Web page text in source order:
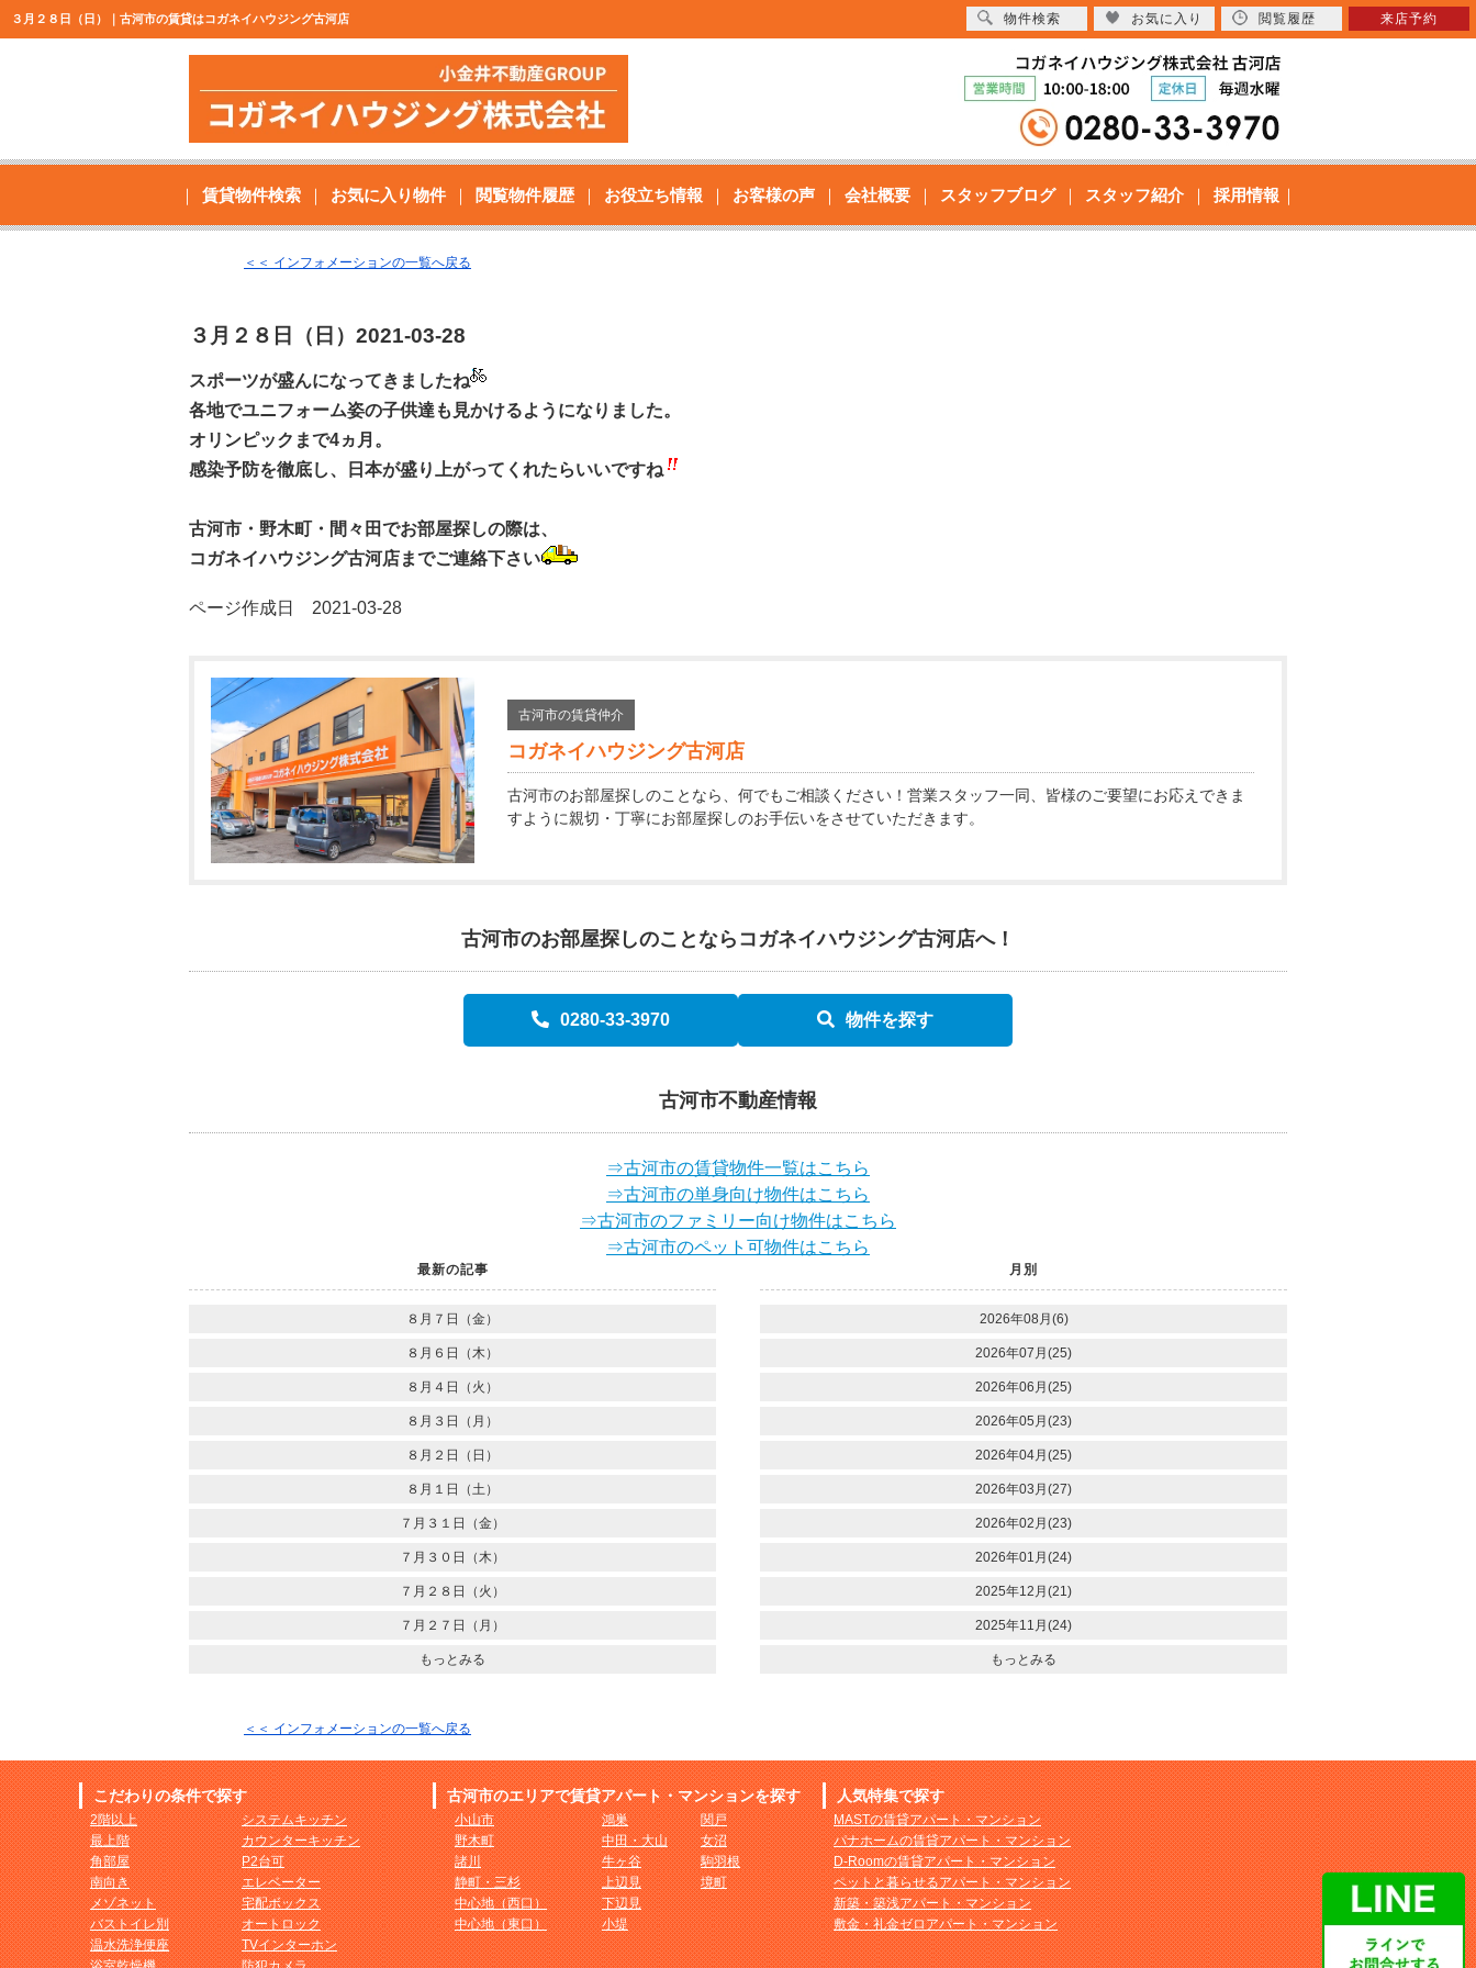
３月２８日（日）｜古河市の賃貸はコガネイハウジング古河店
賃貸物件検索 お気に入り物件 閲覧物件履歴 お役立ち情報 お客様の声 会社概要 スタッフブログ スタッフ紹介 採用情報
＜＜ インフォメーションの一覧へ戻る
３月２８日（日） 2021-03-28
スポーツが盛んになってきましたね
各地でユニフォーム姿の子供達も見かけるようになりました。
オリンピックまで4ヵ月。
感染予防を徹底し、日本が盛り上がってくれたらいいですね
古河市・野木町・間々田でお部屋探しの際は、
コガネイハウジング古河店までご連絡下さい
ページ作成日 2021-03-28
古河市の賃貸仲介
コガネイハウジング古河店
古河市のお部屋探しのことなら、何でもご相談ください！営業スタッフ一同、皆様のご要望にお応えできま
すように親切・丁寧にお部屋探しのお手伝いをさせていただきます。
古河市のお部屋探しのことなら コガネイハウジング古河店へ！
0280-33-3970 物件を探す
古河市不動産情報
⇒古河市の賃貸物件一覧はこちら
⇒古河市の単身向け物件はこちら
⇒古河市のファミリー向け物件はこちら
⇒古河市のペット可物件はこちら
最新の記事
８月７日（金）
８月６日（木）
８月４日（火）
８月３日（月）
８月２日（日）
８月１日（土）
７月３１日（金）
７月３０日（木）
７月２８日（火）
７月２７日（月）
もっとみる
月別
2026年08月(6)
2026年07月(25)
2026年06月(25)
2026年05月(23)
2026年04月(25)
2026年03月(27)
2026年02月(23)
2026年01月(24)
2025年12月(21)
2025年11月(24)
もっとみる
＜＜ インフォメーションの一覧へ戻る
こだわりの条件で探す
2階以上
最上階
角部屋
南向き
メゾネット
バストイレ別
温水洗浄便座
システムキッチン
カウンターキッチン
P2台可
エレベーター
宅配ボックス
オートロック
TVインターホン
古河市のエリアで賃貸アパート・マンションを探す
小山市
野木町
諸川
静町・三杉
中心地（西口）
中心地（東口）
鴻巣
中田・大山
牛ヶ谷
上辺見
下辺見
小堤
関戸
女沼
駒羽根
境町
人気特集で探す
MASTの賃貸アパート・マンション
パナホームの賃貸アパート・マンション
D-Roomの賃貸アパート・マンション
ペットと暮らせるアパート・マンション
新築・築浅アパート・マンション
敷金・礼金ゼロアパート・マンション
物件検索 お気に入り 閲覧履歴 来店予約